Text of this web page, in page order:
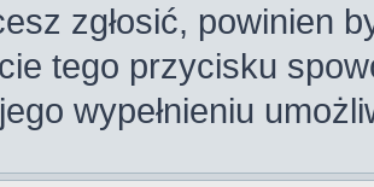
zgłosić, powinien
tego przycisku
wypełnieniu